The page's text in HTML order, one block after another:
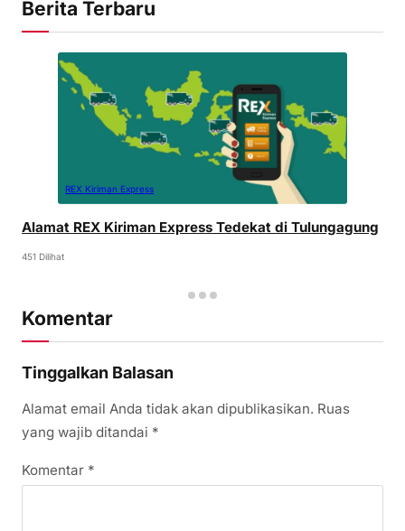
Berita Terbaru
REX Kiriman Express
Alamat REX Kiriman Express Tedekat di Tulungagung
451 Dilihat
Komentar
Tinggalkan Balasan
Alamat email Anda tidak akan dipublikasikan. Ruas
yang wajib ditandai *
Komentar *